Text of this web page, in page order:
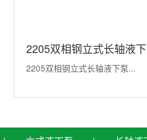
2205双相钢立式长轴液
2205双相钢立式长轴液下泵...